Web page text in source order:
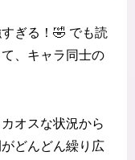
ぎる！🤣 でも読
、キャラ同士の
オスな状況から
どんどん繰り広